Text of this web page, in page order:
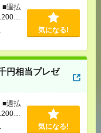
■週払
円
気になる!
円相当プレゼ
■週払
円
気になる!
LINEで送る